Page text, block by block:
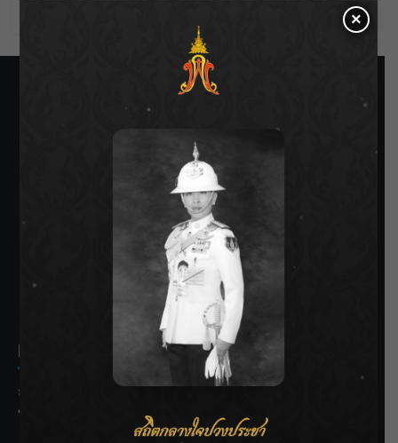
SIAMRATH VARIETY
THE BEST ENTERTAINMENT
Recent Posts
ลุยไม่หยุด!! กรมชลฯ เร่งเคลียร์ผักตบชวา-ติดตั้งเครื่องสูบน้ำ
ทั่วไทย
×